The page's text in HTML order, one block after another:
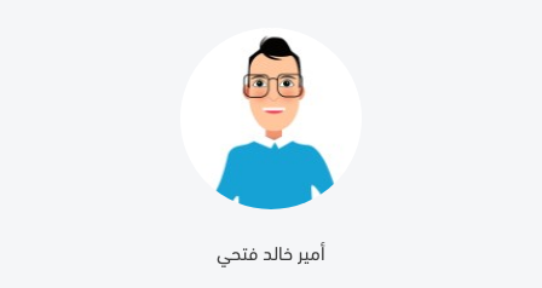
أمير خالد فتحي